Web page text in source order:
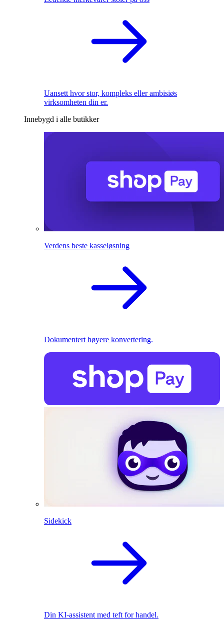
Uansett hvor stor, kompleks eller ambisiøs
virksomheten din er.
Innebygd i alle butikker
Verdens beste kasseløsning
Dokumentert høyere konvertering.
Sidekick
Din KI-assistent med teft for handel.